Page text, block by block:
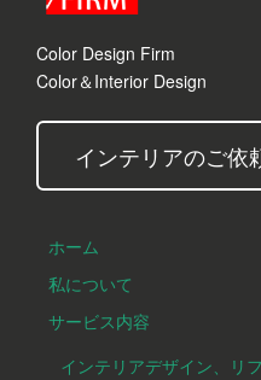
Color Design Firm
Color＆Interior Design
インテリアのご依
ホーム
私について
サービス内容
インテリアデザイン、リ